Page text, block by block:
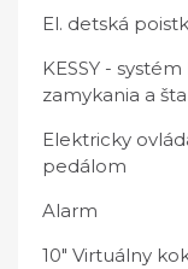
El. detská
KESSY -
zamykania a
Elektricky
pedálom
Alarm
10" Virtuálny